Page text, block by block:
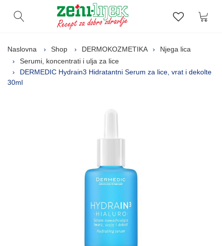
Otvori pretragu Lista
Naslovna Shop DERMOKOZMETIKA
Njega lica
Serumi, koncentrati i ulja za lice
DERMEDIC Hydrain3 Hidratantni Serum za lice, vrat i dekolte
30ml